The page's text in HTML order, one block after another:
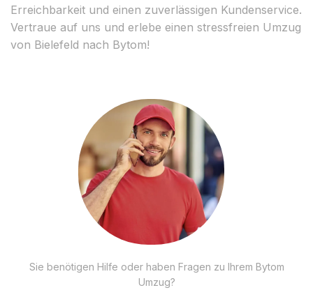
Erreichbarkeit und einen zuverlässigen Kundenservice.
Vertraue auf uns und erlebe einen stressfreien Umzug
von Bielefeld nach Bytom!
Sie benötigen Hilfe oder haben Fragen zu Ihrem Bytom
Umzug?